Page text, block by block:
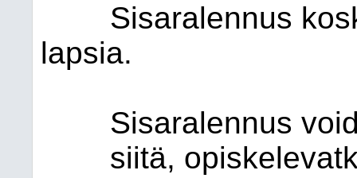
Sisaralennus
lapsia.
Sisaralennus
siitä,